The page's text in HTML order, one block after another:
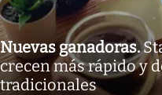
Nuevas ganadoras.
crecen más rápido y
tradicionales